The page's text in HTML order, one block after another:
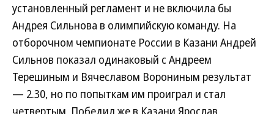
установленный регламент и не включила бы
Андрея Сильнова в олимпийскую команду. На
отборочном чемпионате России в Казани Андрей
Сильнов показал одинаковый с Андреем
Терешиным и Вячеславом Ворониным результат
— 2.30, но по попыткам им проиграл и стал
четвертым. Победил же в Казани Ярослав